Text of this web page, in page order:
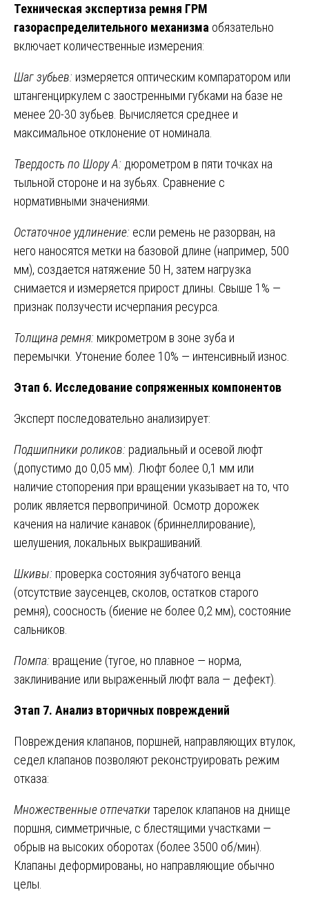
Техническая экспертиза ремня ГРМ
газораспределительного механизма обязательно
включает количественные измерения:
Шаг зубьев: измеряется оптическим компаратором или
штангенциркулем с заостренными губками на базе не
менее 20-30 зубьев. Вычисляется среднее и
максимальное отклонение от номинала.
Твердость по Шору А: дюрометром в пяти точках на
тыльной стороне и на зубьях. Сравнение с
нормативными значениями.
Остаточное удлинение: если ремень не разорван, на
него наносятся метки на базовой длине (например, 500
мм), создается натяжение 50 Н, затем нагрузка
снимается и измеряется прирост длины. Свыше 1% —
признак ползучести исчерпания ресурса.
Толщина ремня: микрометром в зоне зуба и
перемычки. Утонение более 10% — интенсивный износ.
Этап 6. Исследование сопряженных компонентов
Эксперт последовательно анализирует:
Подшипники роликов: радиальный и осевой люфт
(допустимо до 0,05 мм). Люфт более 0,1 мм или
наличие стопорения при вращении указывает на то, что
ролик является первопричиной. Осмотр дорожек
качения на наличие канавок (бриннеллирование),
шелушения, локальных выкрашиваний.
Шкивы: проверка состояния зубчатого венца
(отсутствие заусенцев, сколов, остатков старого
ремня), соосность (биение не более 0,2 мм), состояние
сальников.
Помпа: вращение (тугое, но плавное — норма,
заклинивание или выраженный люфт вала — дефект).
Этап 7. Анализ вторичных повреждений
Повреждения клапанов, поршней, направляющих втулок,
седел клапанов позволяют реконструировать режим
отказа:
Множественные отпечатки тарелок клапанов на днище
поршня, симметричные, с блестящими участками —
обрыв на высоких оборотах (более 3500 об/мин).
Клапаны деформированы, но направляющие обычно
целы.